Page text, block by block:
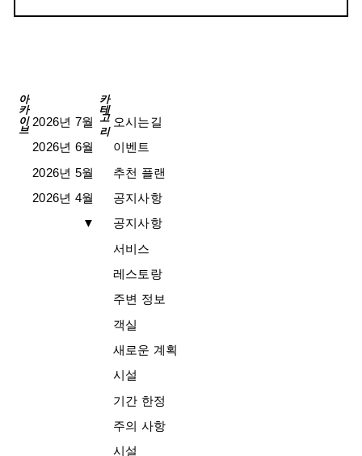
아카이브 2026년 7월
2026년 6월
2026년 5월
2026년 4월
▼
카테고리 오시는길
이벤트
추천 플랜
공지사항
공지사항
서비스
레스토랑
주변 정보
객실
새로운 계획
시설
기간 한정
주의 사항
시설